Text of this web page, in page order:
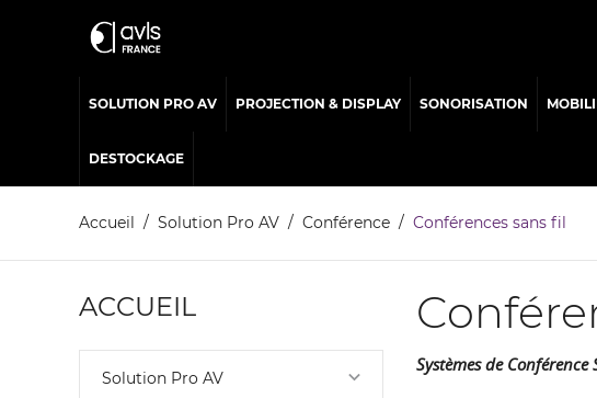
SOLUTION PRO AV PROJECTION & DISPLAY SONORISATION
DESTOCKAGE
Accueil Solution Pro AV Conférence Conférences sans fil
ACCUEIL
Solution Pro AV keyboard_arrow_down
Systèmes de Conférence